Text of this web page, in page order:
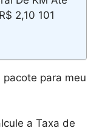
2,10 101
a Taxa de